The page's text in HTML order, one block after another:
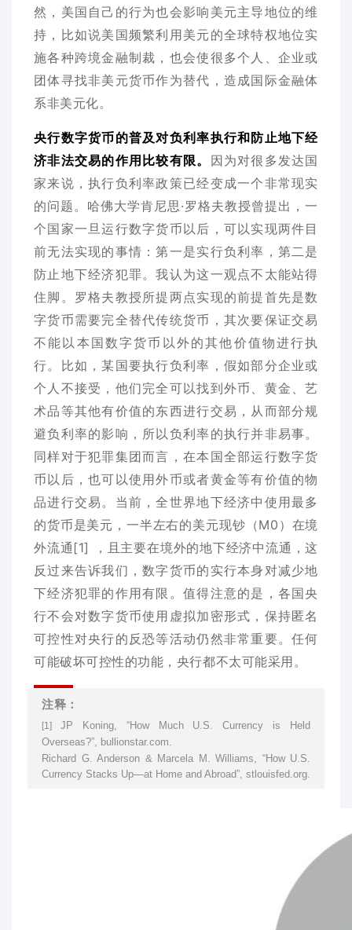
然，美国自己的行为也会影响美元主导地位的维
持，比如说美国频繁利用美元的全球特权地位实
施各种跨境金融制裁，也会使很多个人、企业或
团体寻找非美元货币作为替代，造成国际金融体
系非美元化。
央行数字货币的普及对负利率执行和防止地下经
济非法交易的作用比较有限。 因为对很多发达国
家来说，执行负利率政策已经变成一个非常现实
的问题。哈佛大学肯尼思·罗格夫教授曾提出，一
个国家一旦运行数字货币以后，可以实现两件目
前无法实现的事情：第一是实行负利率，第二是
防止地下经济犯罪。我认为这一观点不太能站得
住脚。罗格夫教授所提两点实现的前提首先是数
字货币需要完全替代传统货币，其次要保证交易
不能以本国数字货币以外的其他价值物进行执
行。比如，某国要执行负利率，假如部分企业或
个人不接受，他们完全可以找到外币、黄金、艺
术品等其他有价值的东西进行交易，从而部分规
避负利率的影响，所以负利率的执行并非易事。
同样对于犯罪集团而言，在本国全部运行数字货
币以后，也可以使用外币或者黄金等有价值的物
品进行交易。当前，全世界地下经济中使用最多
的货币是美元，一半左右的美元现钞（M0）在境
外流通[1] ，且主要在境外的地下经济中流通，这
反过来告诉我们，数字货币的实行本身对减少地
下经济犯罪的作用有限。值得注意的是，各国央
行不会对数字货币使用虚拟加密形式，保持匿名
可控性对央行的反恐等活动仍然非常重要。任何
可能破坏可控性的功能，央行都不太可能采用。
注释：
[1] JP Koning, “How Much U.S. Currency is Held
Overseas?”, bullionstar.com.
Richard G. Anderson & Marcela M. Williams, “How U.S.
Currency Stacks Up—at Home and Abroad”, stlouisfed.org.